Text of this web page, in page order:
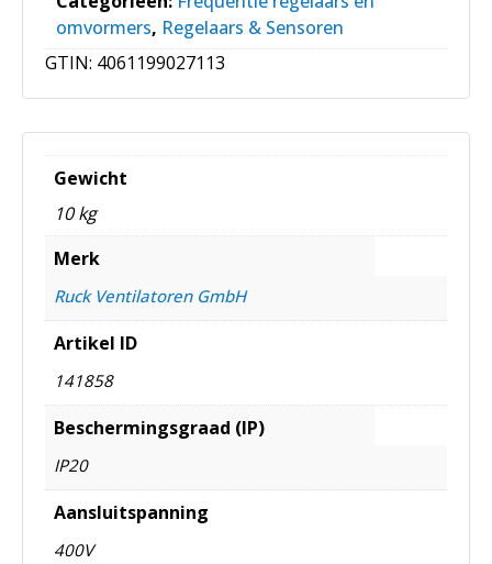
omvormers, Regelaars & Sensoren
GTIN: 4061199027113
Gewicht
10 kg
Merk
Ruck Ventilatoren GmbH
Artikel ID
141858
Beschermingsgraad (IP)
IP20
Aansluitspanning
400V